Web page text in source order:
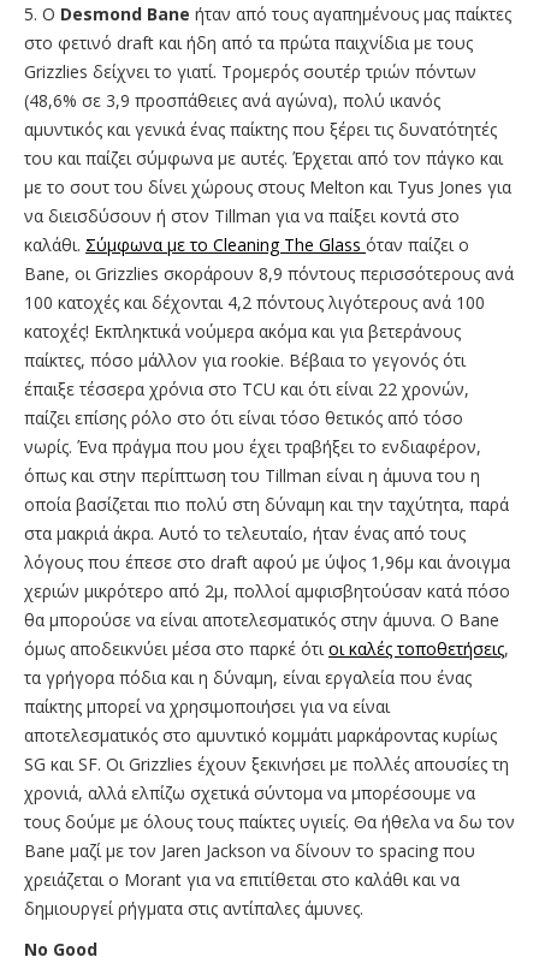
5. O Desmond Bane ήταν από τους αγαπημένους μας παίκτες
στο φετινό draft και ήδη από τα πρώτα παιχνίδια με τους
Grizzlies δείχνει το γιατί. Τρομερός σουτέρ τριών πόντων
(48,6% σε 3,9 προσπάθειες ανά αγώνα), πολύ ικανός
αμυντικός και γενικά ένας παίκτης που ξέρει τις δυνατότητές
του και παίζει σύμφωνα με αυτές. Έρχεται από τον πάγκο και
με το σουτ του δίνει χώρους στους Melton και Tyus Jones για
να διεισδύσουν ή στον Tillman για να παίξει κοντά στο
καλάθι. Σύμφωνα με το Cleaning The Glass όταν παίζει ο
Bane, οι Grizzlies σκοράρουν 8,9 πόντους περισσότερους ανά
100 κατοχές και δέχονται 4,2 πόντους λιγότερους ανά 100
κατοχές! Εκπληκτικά νούμερα ακόμα και για βετεράνους
παίκτες, πόσο μάλλον για rookie. Βέβαια το γεγονός ότι
έπαιξε τέσσερα χρόνια στο TCU και ότι είναι 22 χρονών,
παίζει επίσης ρόλο στο ότι είναι τόσο θετικός από τόσο
νωρίς. Ένα πράγμα που μου έχει τραβήξει το ενδιαφέρον,
όπως και στην περίπτωση του Tillman είναι η άμυνα του η
οποία βασίζεται πιο πολύ στη δύναμη και την ταχύτητα, παρά
στα μακριά άκρα. Αυτό το τελευταίο, ήταν ένας από τους
λόγους που έπεσε στο draft αφού με ύψος 1,96μ και άνοιγμα
χεριών μικρότερο από 2μ, πολλοί αμφισβητούσαν κατά πόσο
θα μπορούσε να είναι αποτελεσματικός στην άμυνα. Ο Bane
όμως αποδεικνύει μέσα στο παρκέ ότιοι καλές τοποθετήσεις,
τα γρήγορα πόδια και η δύναμη, είναι εργαλεία που ένας
παίκτης μπορεί να χρησιμοποιήσει για να είναι
αποτελεσματικός στο αμυντικό κομμάτι μαρκάροντας κυρίως
SG και SF. Οι Grizzlies έχουν ξεκινήσει με πολλές απουσίες τη
χρονιά, αλλά ελπίζω σχετικά σύντομα να μπορέσουμε να
τους δούμε με όλους τους παίκτες υγιείς. Θα ήθελα να δω τον
Bane μαζί με τον Jaren Jackson να δίνουν το spacing που
χρειάζεται ο Morant για να επιτίθεται στο καλάθι και να
δημιουργεί ρήγματα στις αντίπαλες άμυνες.
No Good